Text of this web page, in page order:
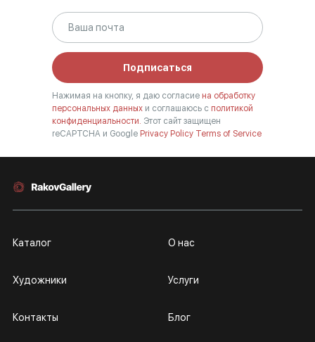
Подписаться
Нажимая на кнопку, я даю согласие на обработку
персональных данных и соглашаюсь с политикой
конфиденциальности. Этот сайт защищен
reCAPTCHA и Google Privacy Policy Terms of Service
Каталог
Художники
Контакты
О нас
Услуги
Блог